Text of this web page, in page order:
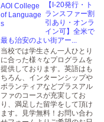
【I-20発行・ト
ランスファー割
引あり・オンラ
イン可】全米で
最も治安のよい街アー...
当校では学生さん一人ひとり
に合った様々なプログラムを
提供しております。英語はも
ちろん、インターンシップや
ボランティアなどプラスアル
ファのコースが充実してお
り、満足した留学をして頂け
ます。見学無料！お問い合わ